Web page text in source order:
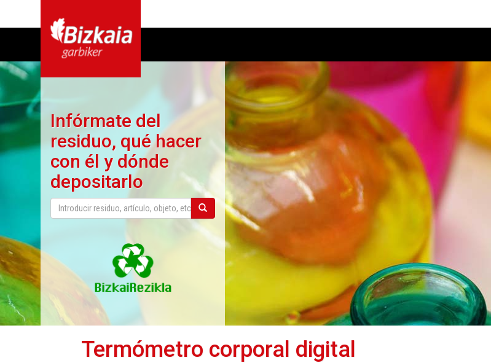
Infórmate del
residuo, qué hacer
con él y dónde
depositarlo
Termómetro corporal digital